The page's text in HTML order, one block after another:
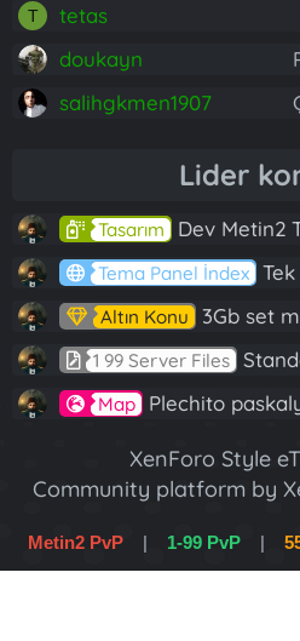
T tetas
doukayn
salihgkmen1907
Lider
Tasarım Dev Metin2
Tema Panel İndex Tek
Altın Konu 3Gb set
1 99 Server Files
Map Plechito paskalya zindanı
XenForo Style
Community platform by
[XGT] Forum statistics
Metin2 PvP | 1-99 PvP |